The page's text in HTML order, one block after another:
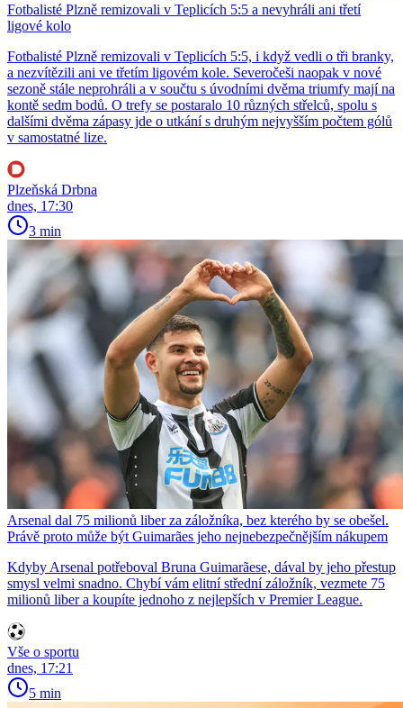
Fotbalisté Plzně remizovali v Teplicích 5:5 a nevyhráli ani třetí
ligové kolo
Fotbalisté Plzně remizovali v Teplicích 5:5, i když vedli o tři branky,
a nezvítězili ani ve třetím ligovém kole. Severočeši naopak v nové
sezoně stále neprohráli a v součtu s úvodními dvěma triumfy mají na
kontě sedm bodů. O trefy se postaralo 10 různých střelců, spolu s
dalšími dvěma zápasy jde o utkání s druhým nejvyšším počtem gólů
v samostatné lize.
Plzeňská Drbna
dnes, 17:30
3 min
Arsenal dal 75 milionů liber za záložníka, bez kterého by se obešel.
Právě proto může být Guimarães jeho nejnebezpečnějším nákupem
Kdyby Arsenal potřeboval Bruna Guimarãese, dával by jeho přestup
smysl velmi snadno. Chybí vám elitní střední záložník, vezmete 75
milionů liber a koupíte jednoho z nejlepších v Premier League.
Vše o sportu
dnes, 17:21
5 min